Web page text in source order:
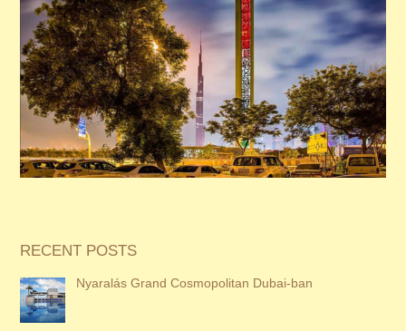
RECENT POSTS
Nyaralás Grand Cosmopolitan Dubai-ban